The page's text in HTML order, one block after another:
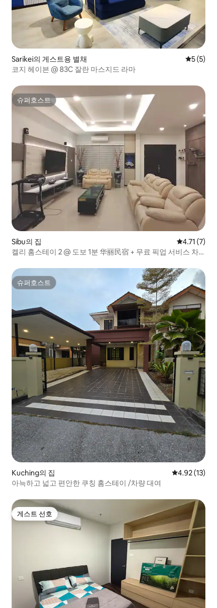
Sarikei의 게스트용 별채 평점 5점
5 (5)
코지 헤이븐 @ 83C 잘란 마스지드 라마
슈퍼호스트
슈퍼호스트
Sibu의 집 평점 4.71점
4.71 (7)
켈리 홈스테이 2 @ 도보 1분 华丽民宿 + 무료 픽업 서비스 차
슈퍼호스트
슈퍼호스트
Kuching의 집 평점 4.92점
4.92 (13)
아늑하고 넓고 편안한 쿠칭 홈스테이 /차량 대여
게스트 선호
게스트 선호